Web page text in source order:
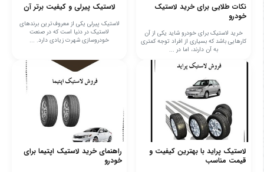
نکات طلایی برای خرید لاستیک
خودرو
خرید لاستیک برای خودرو شاید یکی از آن
کارهایی باشد که بسیاری از افراد توجه کمتری
به آن دارند، اما در ...
لاستیک پیرلی و کیفیت برتر آن
لاستیک پیرلی یکی از معروف‌ترین برندهای
لاستیک در دنیا است که در صنعت
خودروسازی شهرت زیادی دارد. ...
لاستیک پراید با بهترین کیفیت و
قیمت مناسب
راهنمای خرید لاستیک اپتیما برای
خودرو